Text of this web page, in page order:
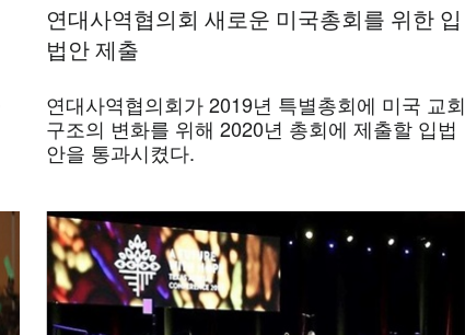
연대사역협의회 새로운 미국총회를 위한 입
법안 제출
연대사역협의회가 2019년 특별총회에 미국 교회
구조의 변화를 위해 2020년 총회에 제출할 입법
안을 통과시켰다.